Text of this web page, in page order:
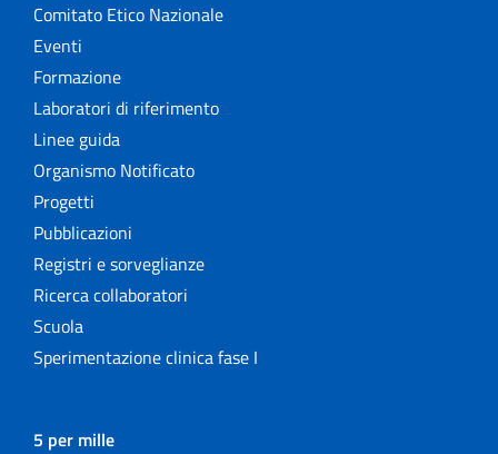
Comitato Etico Nazionale
Eventi
Formazione
Laboratori di riferimento
Linee guida
Organismo Notificato
Progetti
Pubblicazioni
Registri e sorveglianze
Ricerca collaboratori
Scuola
Sperimentazione clinica fase I
5 per mille